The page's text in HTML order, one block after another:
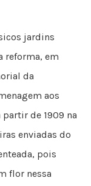
jardins
reforma, em
da
aos
de 1909 na
enviadas do
pois
flor nessa